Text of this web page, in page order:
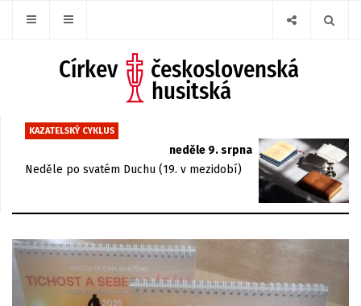
KAZATELSKÝ CYKLUS
neděle 9. srpna
Neděle po svatém Duchu (19. v mezidobí)
Previous